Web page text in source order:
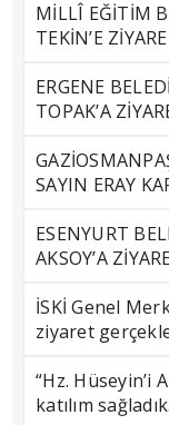
MİLLÎ EĞİTİM
TEKİN’E
ERGENE
TOPAK’A
SAYIN ERAY
ESENYURT
AKSOY’A
İSKİ Genel
ziyaret
“Hz. Hüseyin’i
katılım sağladık.